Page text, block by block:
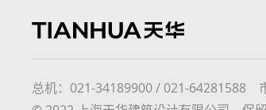
总机：021-34189900 / 021-64281588